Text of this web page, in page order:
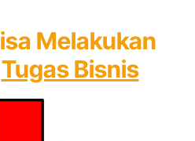
Melakukan
Tugas Bisnis